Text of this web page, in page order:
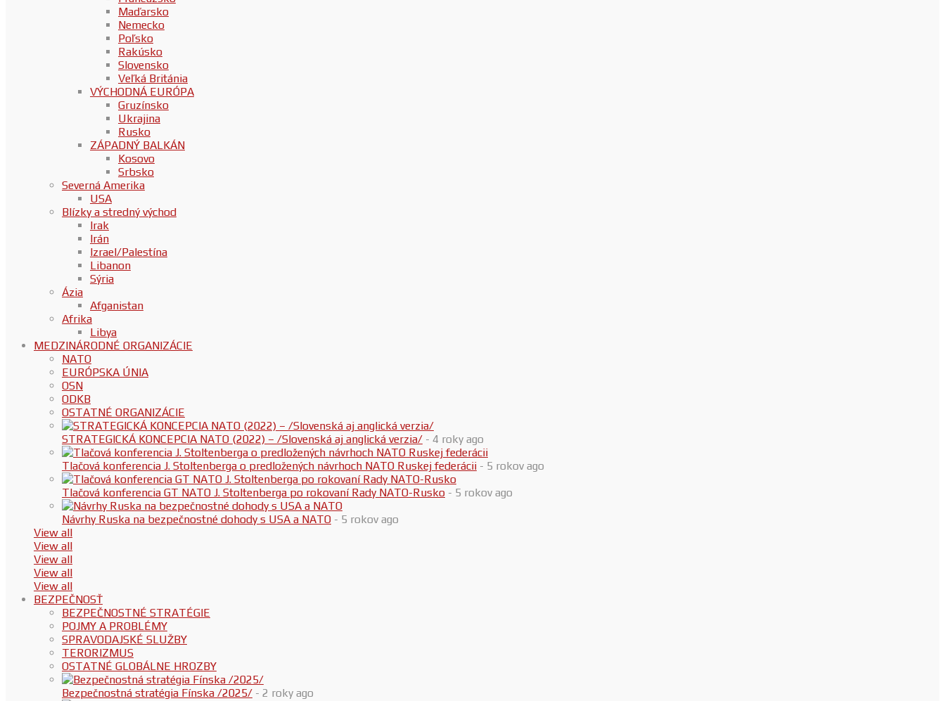
Maďarsko
Nemecko
Poľsko
Rakúsko
Slovensko
Veľká Británia
VÝCHODNÁ EURÓPA
Gruzínsko
Ukrajina
Rusko
ZÁPADNÝ BALKÁN
Kosovo
Srbsko
Severná Amerika
USA
Blízky a stredný východ
Irak
Irán
Izrael/Palestína
Libanon
Sýria
Ázia
Afganistan
Afrika
Libya
MEDZINÁRODNÉ ORGANIZÁCIE
NATO
EURÓPSKA ÚNIA
OSN
ODKB
OSTATNÉ ORGANIZÁCIE
STRATEGICKÁ KONCEPCIA NATO (2022) – /Slovenská aj anglická verzia/ - 4 roky ago
Tlačová konferencia J. Stoltenberga o predložených návrhoch NATO Ruskej federácii - 5 rokov ago
Tlačová konferencia GT NATO J. Stoltenberga po rokovaní Rady NATO-Rusko - 5 rokov ago
Návrhy Ruska na bezpečnostné dohody s USA a NATO - 5 rokov ago
View all
View all
View all
View all
View all
BEZPEČNOSŤ
BEZPEČNOSTNÉ STRATÉGIE
POJMY A PROBLÉMY
SPRAVODAJSKÉ SLUŽBY
TERORIZMUS
OSTATNÉ GLOBÁLNE HROZBY
Bezpečnostná stratégia Fínska /2025/ - 2 roky ago